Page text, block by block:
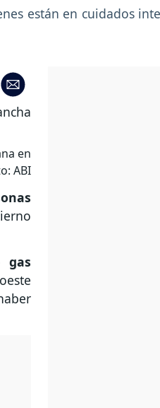
están en cuidados
en
ABI
gas